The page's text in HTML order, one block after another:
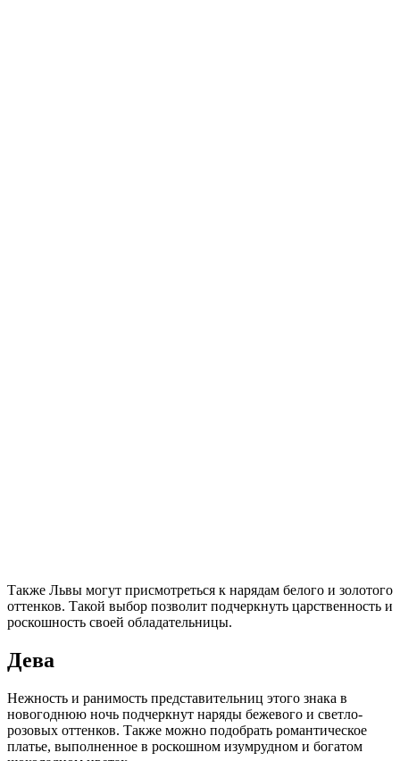
Также Львы могут присмотреться к нарядам белого и золотого
оттенков. Такой выбор позволит подчеркнуть царственность и
роскошность своей обладательницы.
Дева
Нежность и ранимость представительниц этого знака в
новогоднюю ночь подчеркнут наряды бежевого и светло-
розовых оттенков. Также можно подобрать романтическое
платье, выполненное в роскошном изумрудном и богатом